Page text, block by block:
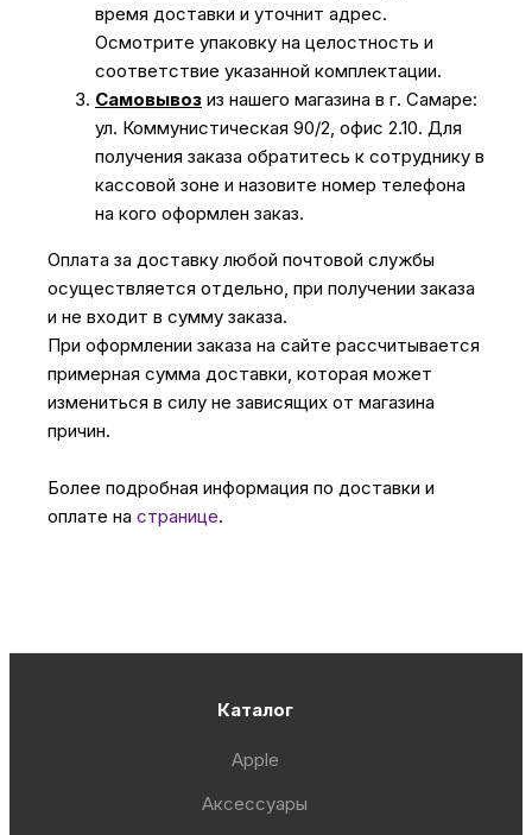
время доставки и уточнит адрес.
Осмотрите упаковку на целостность и
соответствие указанной комплектации.
Самовывоз из нашего магазина в г. Самаре:
ул. Коммунистическая 90/2, офис 2.10. Для
получения заказа обратитесь к сотруднику в
кассовой зоне и назовите номер телефона
на кого оформлен заказ.
Оплата за доставку любой почтовой службы
осуществляется отдельно, при получении заказа
и не входит в сумму заказа.
При оформлении заказа на сайте рассчитывается
примерная сумма доставки, которая может
измениться в силу не зависящих от магазина
причин.
Более подробная информация по доставки и
оплате на странице.
Каталог
Apple
Аксессуары